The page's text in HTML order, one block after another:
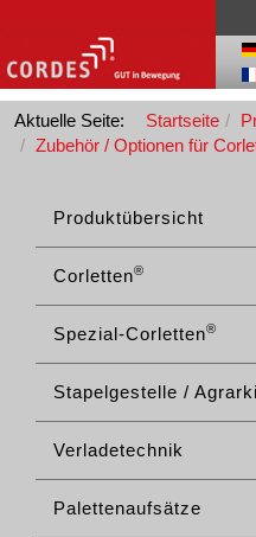
Aktuelle Seite: Startseite
Zubehör / Optionen für
Produktübersicht
Corletten®
Spezial-Corletten®
Stapelgestelle /
Verladetechnik
Palettenaufsätze